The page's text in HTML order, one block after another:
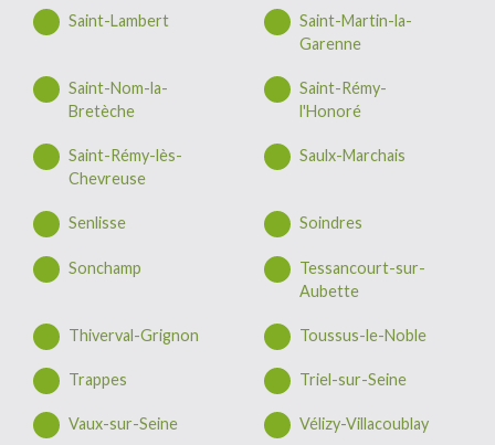
Saint-Lambert
Saint-Martin-la-
Garenne
Saint-Nom-la-
Bretèche
Saint-Rémy-
l'Honoré
Saint-Rémy-lès-
Chevreuse
Saulx-Marchais
Senlisse Soindres
Sonchamp
Tessancourt-sur-
Aubette
Thiverval-Grignon Toussus-le-Noble
Trappes Triel-sur-Seine
Vaux-sur-Seine Vélizy-Villacoublay